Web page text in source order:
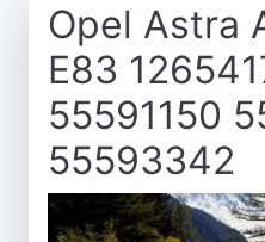
Opel Astra
E83
55591150
55593342